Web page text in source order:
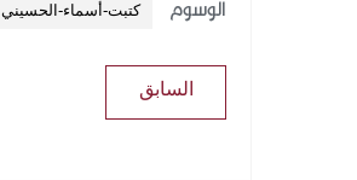
الوسوم كتبت-أسماء-الحسيني
السابق